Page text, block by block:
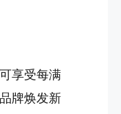
享受每满
牌焕发新